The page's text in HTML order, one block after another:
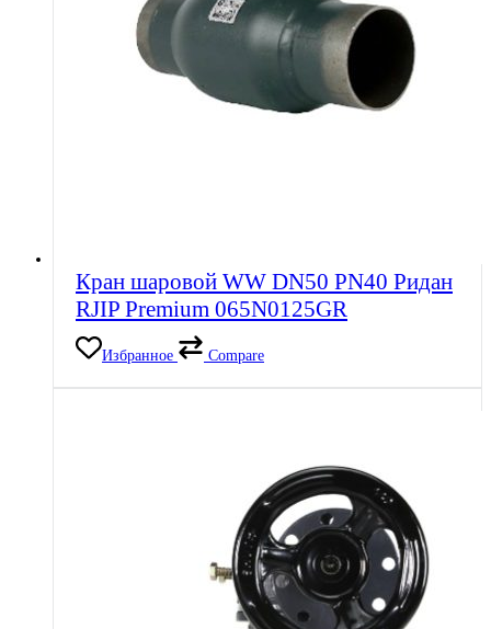
Кран шаровой WW DN50 PN40 Ридан
RJIP Premium 065N0125GR
Избранное Compare